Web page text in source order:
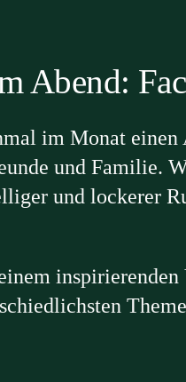
Abend:
im Monat einen
und Familie.
und lockerer
inspirierenden